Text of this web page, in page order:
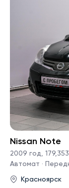
Nissan Note
2009 год,
Автомат ·
Красноярск